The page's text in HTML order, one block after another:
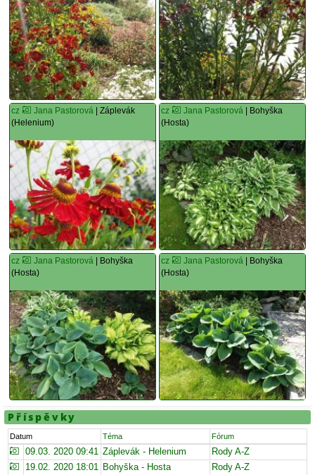
cz Jana Pastorová | Záplevák
(Helenium)
cz Jana Pastorová | Bohyška
(Hosta)
cz Jana Pastorová | Bohyška
(Hosta)
cz Jana Pastorová | Bohyška
(Hosta)
Příspěvky
Datum Téma Fórum
09.03. 2020 09:41 Záplevák - Helenium
Rody A-Z
19.02. 2020 18:01 Bohyška - Hosta Rody A-Z